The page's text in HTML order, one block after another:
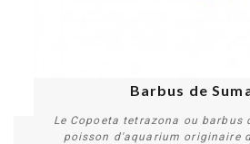
Barbus de
Le Copoeta tetrazona ou barbus
poisson d'aquarium originaire